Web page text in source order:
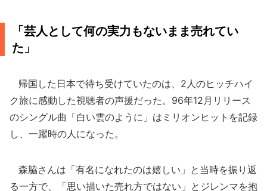
「芸人として何の実力もないまま売れてい
た」
帰国した日本で待ち受けていたのは、2人のヒッチハイ
ク旅に感動した視聴者の声援だった。96年12月リリース
のシングル曲「白い雲のように」はミリオンヒットを記録
し、一躍時の人になった。
森脇さんは「有名になれたのは嬉しい」と当時を振り返
る一方で、「思い描いた売れ方ではない」とジレンマを抱